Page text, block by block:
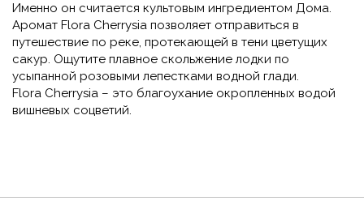
Именно он считается культовым ингредиентом Дома.
Аромат Flora Cherrysia позволяет отправиться в
путешествие по реке, протекающей в тени цветущих
сакур. Ощутите плавное скольжение лодки по
усыпанной розовыми лепестками водной глади.
Flora Cherrysia – это благоухание окропленных водой
вишневых соцветий.